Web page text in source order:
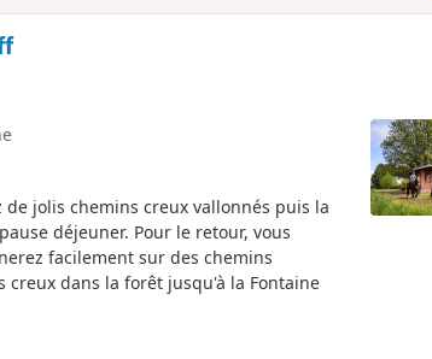
jolis chemins creux vallonnés puis la
déjeuner. Pour le retour, vous
facilement sur des chemins
dans la forêt jusqu'à la Fontaine